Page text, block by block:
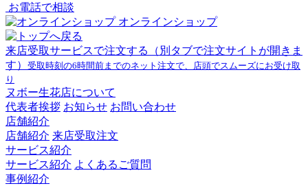
お電話で相談
オンラインショップ
来店受取サービスで注文する
（別タブで注文サイトが開きま
す） 受取時刻の6時間前までのネット注文で、店頭でスムーズにお受け取
り
ヌボー生花店について
代表者挨拶 お知らせ お問い合わせ
店舗紹介
店舗紹介 来店受取注文
サービス紹介
サービス紹介 よくあるご質問
事例紹介